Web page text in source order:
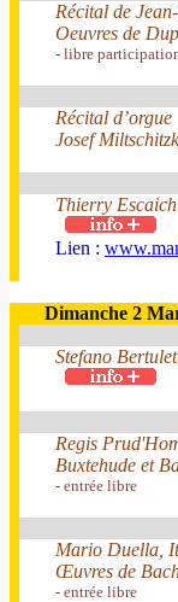
Récital de
Oeuvres de
- libre
Récital d’orgue
Josef
Thierry
Lien :
Dimanche 2
Stefano
Regis
Buxtehude et
- entrée libre
Mario Duella,
Œuvres de
- entrée libre